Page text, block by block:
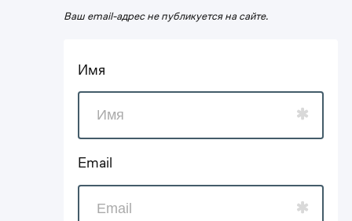
Ваш email-адрес не публикуется на сайте.
Имя
Email